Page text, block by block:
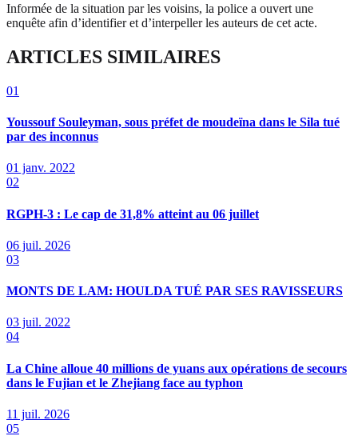
Informée de la situation par les voisins, la police a ouvert une
enquête afin d’identifier et d’interpeller les auteurs de cet acte.
ARTICLES SIMILAIRES
01
Youssouf Souleyman, sous préfet de moudeïna dans le Sila tué
par des inconnus
01 janv. 2022
02
RGPH-3 : Le cap de 31,8% atteint au 06 juillet
06 juil. 2026
03
MONTS DE LAM: HOULDA TUÉ PAR SES RAVISSEURS
03 juil. 2022
04
La Chine alloue 40 millions de yuans aux opérations de secours
dans le Fujian et le Zhejiang face au typhon
11 juil. 2026
05